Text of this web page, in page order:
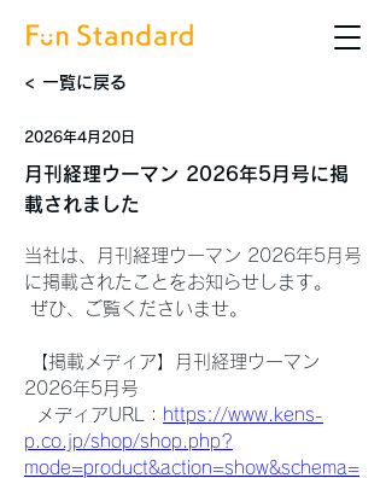
< 一覧に戻る
2026年4月20日
月刊経理ウーマン 2026年5月号に掲
載されました
当社は、月刊経理ウーマン 2026年5月号
に掲載されたことをお知らせします。
ぜひ、ご覧くださいませ。
2026年5月号
  メディアURL：
https://www.kens-
p.co.jp/shop/shop.php?
mode=product&action=show&schema=